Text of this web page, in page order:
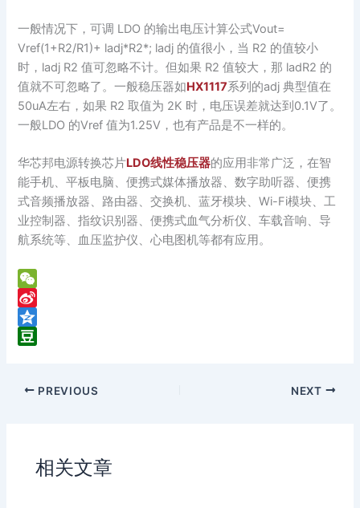
一般情况下，可调 LDO 的输出电压计算公式Vout=
Vref(1+R2/R1)+ ladj*R2*; ladj 的值很小，当 R2 的值较小
时，ladj R2 值可忽略不计。但如果 R2 值较大，那 ladR2 的
值就不可忽略了。一般稳压器如HX1117系列的adj 典型值在
50uA左右，如果 R2 取值为 2K 时，电压误差就达到0.1V了。
一般LDO 的Vref 值为1.25V，也有产品是不一样的。
华芯邦电源转换芯片LDO线性稳压器的应用非常广泛，在智
能手机、平板电脑、便携式媒体播放器、数字助听器、便携
式音频播放器、路由器、交换机、蓝牙模块、Wi-Fi模块、工
业控制器、指纹识别器、便携式血气分析仪、车载音响、导
航系统等、血压监护仪、心电图机等都有应用。
W
e
C
S
W
Q
n
PREVIOUS NEXT
相关文章